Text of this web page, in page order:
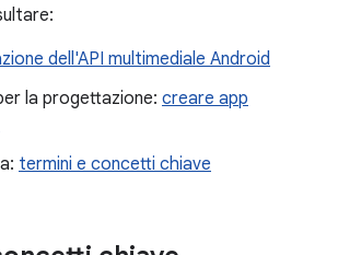
dell'API multimediale Android
la progettazione: creare app
termini e concetti chiave